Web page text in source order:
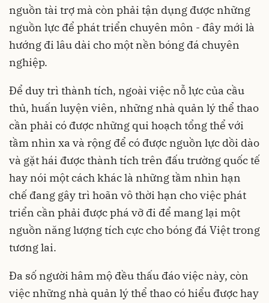
nguồn tài trợ mà còn phải tận dụng được những
nguồn lực để phát triển chuyên môn - đây mới là
hướng đi lâu dài cho một nền bóng đá chuyên
nghiệp.
Để duy trì thành tích, ngoài việc nỗ lực của cầu
thủ, huấn luyện viên, những nhà quản lý thể thao
cần phải có được những qui hoạch tổng thể với
tầm nhìn xa và rộng để có được nguồn lực dồi dào
và gặt hái được thành tích trên đấu trường quốc tế
hay nói một cách khác là những tầm nhìn hạn
chế đang gây trì hoãn vô thời hạn cho việc phát
triển cần phải được phá vỡ đi để mang lại một
nguồn năng lượng tích cực cho bóng đá Việt trong
tương lai.
Đa số người hâm mộ đều thấu đáo việc này, còn
việc những nhà quản lý thể thao có hiểu được hay